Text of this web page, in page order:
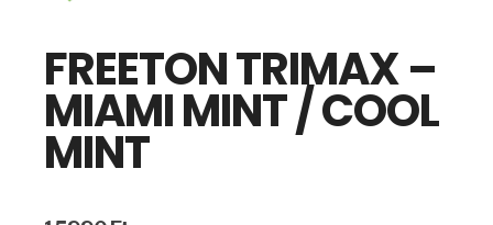
FREETON TRIMAX –
MIAMI MINT / COOL
MINT